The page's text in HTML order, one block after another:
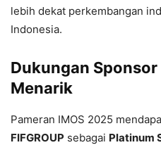
lebih dekat perkembangan
Indonesia.
Dukungan
Menarik
Pameran IMOS 2025
FIFGROUP sebagai Platinum